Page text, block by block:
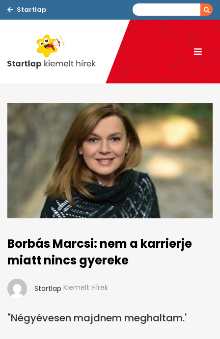
Startlap
Borbás Marcsi: nem a karrierje
miatt nincs gyereke
Startlap Kiemelt Hírek
"Négyévesen majdnem meghaltam.'